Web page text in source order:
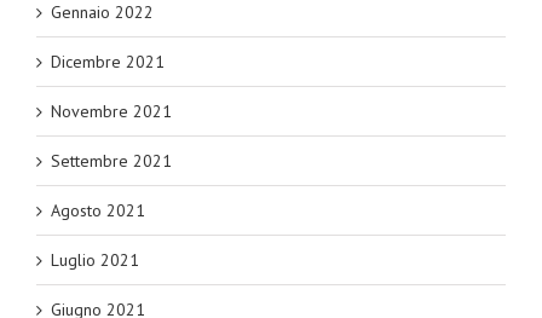
Gennaio 2022
Dicembre 2021
Novembre 2021
Settembre 2021
Agosto 2021
Luglio 2021
Giugno 2021